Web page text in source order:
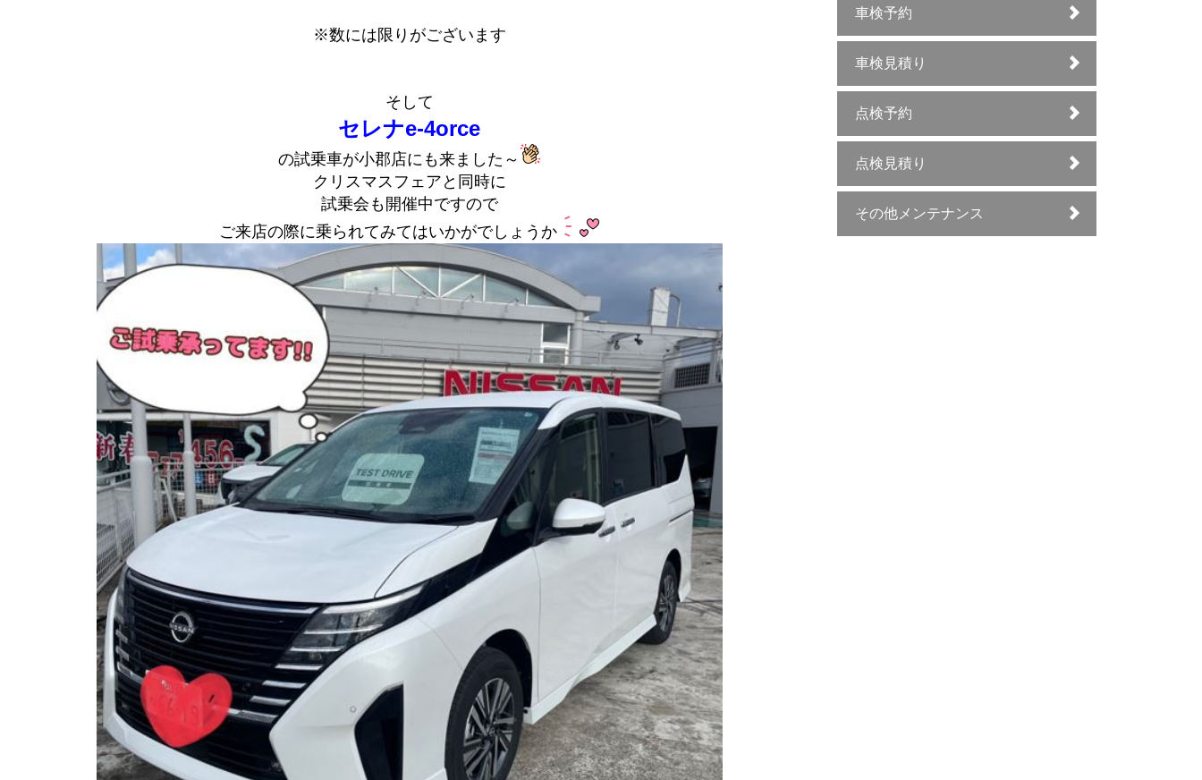
※数には限りがございます
そして
セレナe-4orce
の試乗車が小郡店にも来ました～
クリスマスフェアと同時に
試乗会も開催中ですので
ご来店の際に乗られてみてはいかがでしょうか
車検予約
車検見積り
点検予約
点検見積り
その他メンテナンス